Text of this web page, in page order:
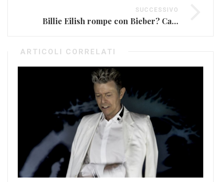
SUCCESSIVO
Billie Eilish rompe con Bieber? Cancellato dai social
ARTICOLI CORRELATI